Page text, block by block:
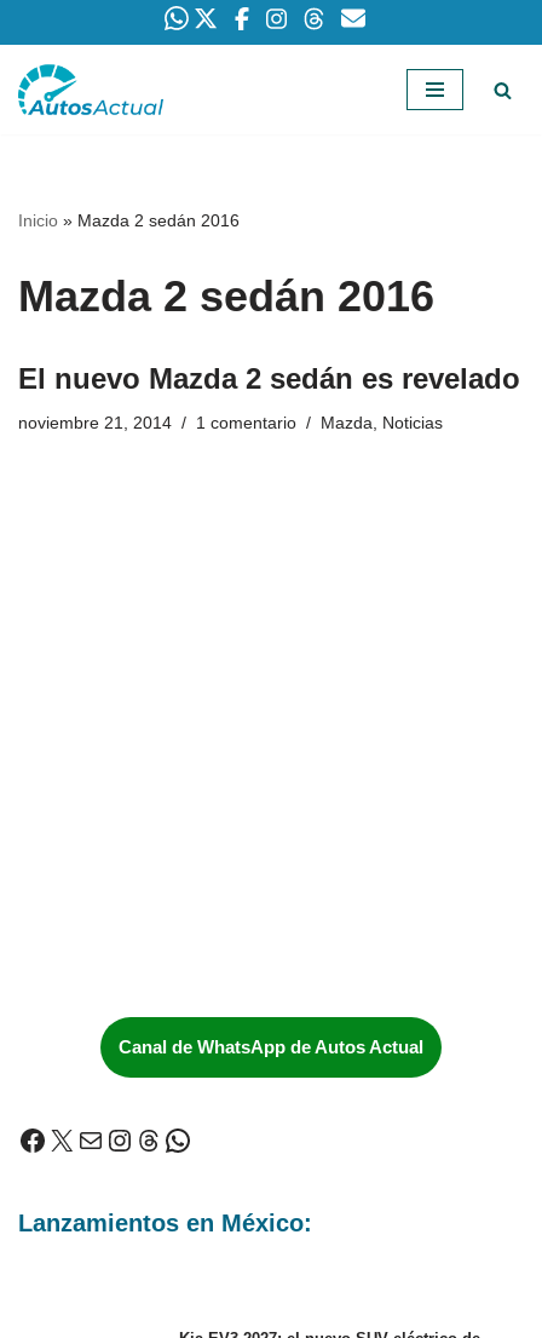
Saltar
Inicio » Mazda 2 sedán 2016
Mazda 2 sedán 2016
El nuevo Mazda 2 sedán es revelado
noviembre 21, 2014 1 comentario Mazda, Noticias
Canal de WhatsApp de Autos Actual
Lanzamientos en México: